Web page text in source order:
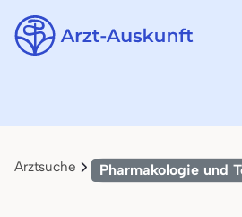
Arztsuche Pharmakologie und